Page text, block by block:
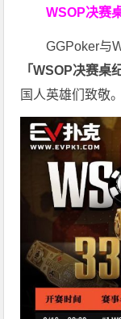
WSOP决赛
GGPoker与
「WSOP决赛桌
国人英雄们致敬。